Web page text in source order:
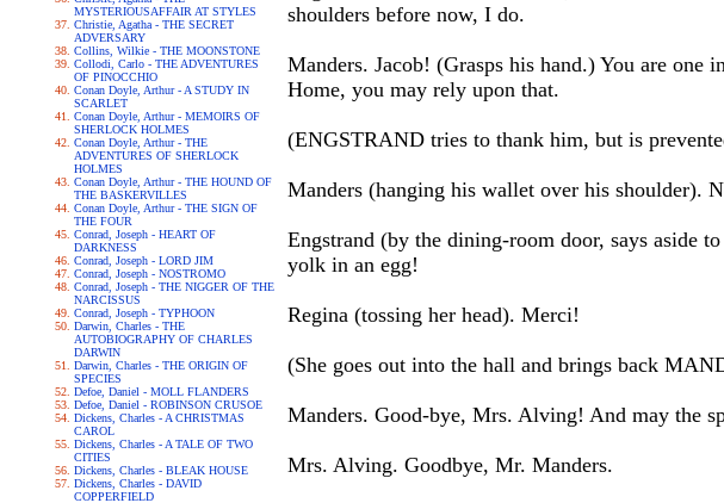
MYSTERIOUSAFFAIR AT STYLES
Christie, Agatha - THE SECRET
ADVERSARY
Collins, Wilkie - THE MOONSTONE
Collodi, Carlo - THE ADVENTURES
OF PINOCCHIO
Conan Doyle, Arthur - A STUDY IN
SCARLET
Conan Doyle, Arthur - MEMOIRS OF
SHERLOCK HOLMES
Conan Doyle, Arthur - THE
ADVENTURES OF SHERLOCK
HOLMES
Conan Doyle, Arthur - THE HOUND OF
THE BASKERVILLES
Conan Doyle, Arthur - THE SIGN OF
THE FOUR
Conrad, Joseph - HEART OF
DARKNESS
Conrad, Joseph - LORD JIM
Conrad, Joseph - NOSTROMO
Conrad, Joseph - THE NIGGER OF THE
NARCISSUS
Conrad, Joseph - TYPHOON
Darwin, Charles - THE
AUTOBIOGRAPHY OF CHARLES
DARWIN
Darwin, Charles - THE ORIGIN OF
SPECIES
Defoe, Daniel - MOLL FLANDERS
Defoe, Daniel - ROBINSON CRUSOE
Dickens, Charles - A CHRISTMAS
CAROL
Dickens, Charles - A TALE OF TWO
CITIES
Dickens, Charles - BLEAK HOUSE
Dickens, Charles - DAVID
COPPERFIELD
shoulders before now, I do.
Manders. Jacob! (Grasps his hand.) You are one
Home, you may rely upon that.
(ENGSTRAND tries to thank him, but is
Manders (hanging his wallet over his shoulder).
Engstrand (by the dining-room door, says aside
yolk in an egg!
Regina (tossing her head). Merci!
(She goes out into the hall and brings back
Manders. Good-bye, Mrs. Alving! And may the
Mrs. Alving. Goodbye, Mr. Manders.